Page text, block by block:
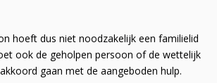
hoeft dus niet noodzakelijk een familielid
ook de geholpen persoon of de wettelijk
gaan met de aangeboden hulp.